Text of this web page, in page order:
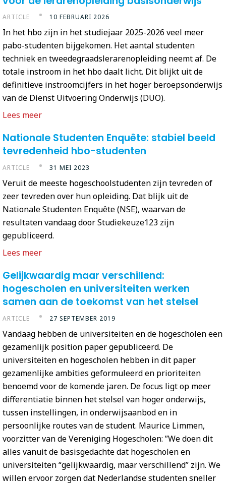
ARTICLE 10 FEBRUARI 2026
In het hbo zijn in het studiejaar 2025-2026 veel meer
pabo-studenten bijgekomen. Het aantal studenten
techniek en tweedegraadslerarenopleiding neemt af. De
totale instroom in het hbo daalt licht. Dit blijkt uit de
definitieve instroomcijfers in het hoger beroepsonderwijs
van de Dienst Uitvoering Onderwijs (DUO).
Lees meer
Nationale Studenten Enquête: stabiel beeld
tevredenheid hbo-studenten
ARTICLE 31 MEI 2023
Veruit de meeste hogeschoolstudenten zijn tevreden of
zeer tevreden over hun opleiding. Dat blijk uit de
Nationale Studenten Enquête (NSE), waarvan de
resultaten vandaag door Studiekeuze123 zijn
gepubliceerd.
Lees meer
Gelijkwaardig maar verschillend:
hogescholen en universiteiten werken
samen aan de toekomst van het stelsel
ARTICLE 27 SEPTEMBER 2019
Vandaag hebben de universiteiten en de hogescholen een
gezamenlijk position paper gepubliceerd. De
universiteiten en hogescholen hebben in dit paper
gezamenlijke ambities geformuleerd en prioriteiten
benoemd voor de komende jaren. De focus ligt op meer
differentiatie binnen het stelsel van hoger onderwijs,
tussen instellingen, in onderwijsaanbod en in
persoonlijke routes van de student. Maurice Limmen,
voorzitter van de Vereniging Hogescholen: ”We doen dit
alles vanuit de basisgedachte dat hogescholen en
universiteiten “gelijkwaardig, maar verschillend” zijn. We
willen ervoor zorgen dat Nederlandse studenten sneller